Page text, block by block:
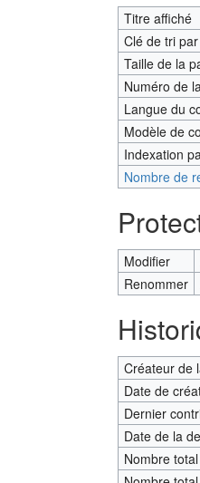
Titre affiché
Clé de tri
Taille de la
Numéro de
Langue du
Modèle de
Indexation
Nombre de
Modifier
Renommer
Créateur de
Date de
Dernier
Date de la
Nombre